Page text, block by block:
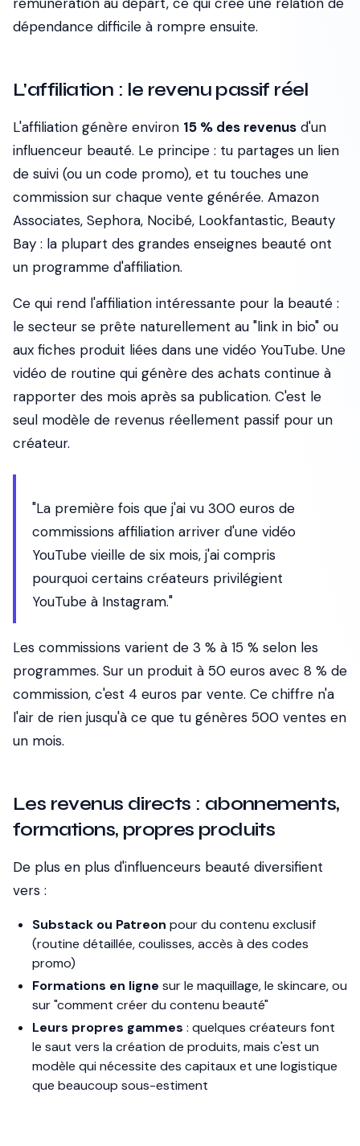
dépendance difficile à rompre ensuite.
L'affiliation : le revenu passif réel
L'affiliation génère environ 15 % des revenus d'un
influenceur beauté. Le principe : tu partages un lien
de suivi (ou un code promo), et tu touches une
commission sur chaque vente générée. Amazon
Associates, Sephora, Nocibé, Lookfantastic, Beauty
Bay : la plupart des grandes enseignes beauté ont
un programme d'affiliation.
Ce qui rend l'affiliation intéressante pour la beauté :
le secteur se prête naturellement au "link in bio" ou
aux fiches produit liées dans une vidéo YouTube. Une
vidéo de routine qui génère des achats continue à
rapporter des mois après sa publication. C'est le
seul modèle de revenus réellement passif pour un
créateur.
"La première fois que j'ai vu 300 euros de
commissions affiliation arriver d'une vidéo
YouTube vieille de six mois, j'ai compris
pourquoi certains créateurs privilégient
YouTube à Instagram."
Les commissions varient de 3 % à 15 % selon les
programmes. Sur un produit à 50 euros avec 8 % de
commission, c'est 4 euros par vente. Ce chiffre n'a
l'air de rien jusqu'à ce que tu génères 500 ventes en
un mois.
Les revenus directs : abonnements,
formations, propres produits
De plus en plus d'influenceurs beauté diversifient
vers :
Substack ou Patreon pour du contenu exclusif
(routine détaillée, coulisses, accès à des codes
promo)
Formations en ligne sur le maquillage, le skincare, ou
sur "comment créer du contenu beauté"
Leurs propres gammes : quelques créateurs font
le saut vers la création de produits, mais c'est un
modèle qui nécessite des capitaux et une logistique
que beaucoup sous-estiment